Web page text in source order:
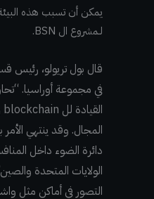
يمكن أن تسبب هذه
لـمشروع ال BSN.
قال بول تريولو، رئيس
في مجموعة أوراسيا.
دائرة الضوء داخل
الولايات المتحدة
التصور في أماكن مثل